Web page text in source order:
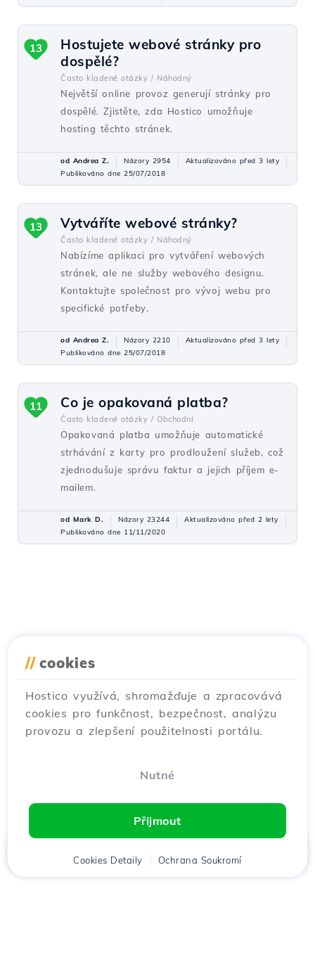
Hostujete webové stránky pro
dospělé?
Často kladené otázky / Náhodný
Největší online provoz generují stránky pro
dospělé. Zjistěte, zda Hostico umožňuje
hosting těchto stránek.
13
od Andrea Z. Názory 2954
Aktualizováno před 3 lety
Publikováno dne 25/07/2018
Vytváříte webové stránky?
Často kladené otázky / Náhodný
Nabízíme aplikaci pro vytváření webových
stránek, ale ne služby webového designu.
Kontaktujte společnost pro vývoj webu pro
specifické potřeby.
13
od Andrea Z. Názory 2210
Aktualizováno před 3 lety
Publikováno dne 25/07/2018
Co je opakovaná platba?
Často kladené otázky / Obchodní
Opakovaná platba umožňuje automatické
strhávání z karty pro prodloužení služeb, což
zjednodušuje správu faktur a jejich příjem e-
mailem.
11
od Mark D. Názory 23244
Aktualizováno před 2 lety
Publikováno dne 11/11/2020
// cookies
Hostico využívá, shromažďuje a zpracovává
cookies pro funkčnost, bezpečnost, analýzu
provozu a zlepšení použitelnosti portálu.
Nutné
Přijmout
Cookies Detaily Ochrana Soukromí
Klient Košík Chat